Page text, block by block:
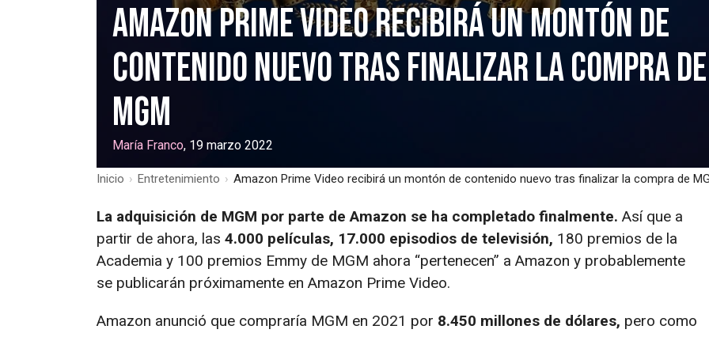
Amazon Prime Video recibirá un montón de
contenido nuevo tras finalizar la compra de
MGM
María Franco, 19 marzo 2022
Inicio › Entretenimiento › Amazon Prime Video recibirá un montón de contenido nuevo tras finalizar la compra de
La adquisición de MGM por parte de Amazon se ha completado finalmente. Así que a
partir de ahora, las 4.000 películas, 17.000 episodios de televisión, 180 premios de la
Academia y 100 premios Emmy de MGM ahora “pertenecen” a Amazon y probablemente
se publicarán próximamente en Amazon Prime Video.
Amazon anunció que compraría MGM en 2021 por 8.450 millones de dólares, pero como